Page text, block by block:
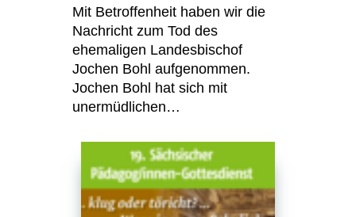
Mit Betroffenheit haben wir die
Nachricht zum Tod des
ehemaligen Landesbischof
Jochen Bohl aufgenommen.
Jochen Bohl hat sich mit
unermüdlichen…